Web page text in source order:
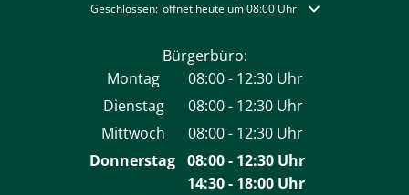
Klicken, um weitere Öffnungs- oder Schließzeiten
Geschlossen: öffnet heute um 08:00 Uhr
Bürgerbüro:
Montag
08:00- 12:30 Uhr
Von 08:00 bis 12:30 Uhr
Dienstag 08:00- 12:30 Uhr
Von 08:00 bis 12:30 Uhr
Mittwoch 08:00- 12:30 Uhr
Von 08:00 bis 12:30 Uhr
Donnerstag 08:00- 12:30Uhr
Von 08:00 bis 12:30
14:30- 18:00Uhr